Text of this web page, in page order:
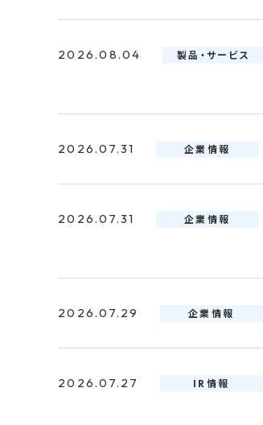
2026.08.04 製品・サービス
2026.07.31 企業情報
2026.07.31 企業情報
2026.07.29 企業情報
2026.07.27 IR情報